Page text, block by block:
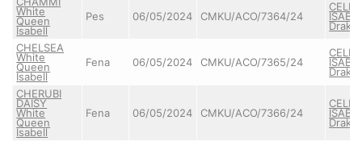
White
Queen
Isabell
Pes 06/05/2024 CMKU/ACO/7364/24
CHELSEA
White
Queen
Isabell
Fena 06/05/2024 CMKU/ACO/7365/24
CHERUBI
DAISY
White
Queen
Isabell
Fena 06/05/2024 CMKU/ACO/7366/24